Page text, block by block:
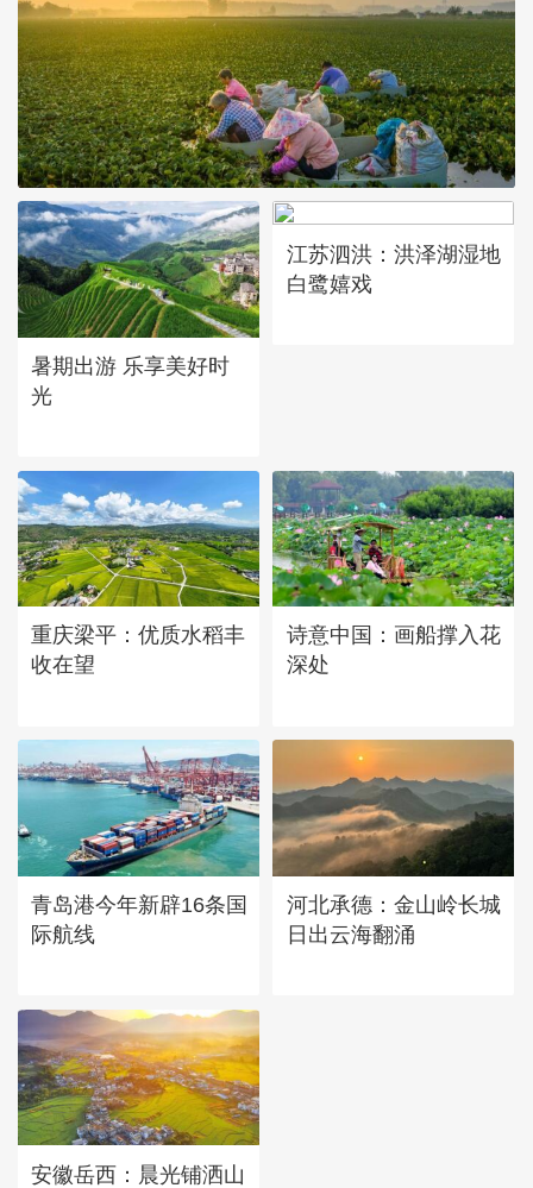
立秋近 采菱忙
暑期出游 乐享美好时
光
江苏泗洪：洪泽湖湿地
白鹭嬉戏
重庆梁平：优质水稻丰
收在望
诗意中国：画船撑入花
深处
青岛港今年新辟16条国
际航线
河北承德：金山岭长城
日出云海翻涌
安徽岳西：晨光铺洒山